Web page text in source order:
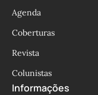
Agenda
Coberturas
Revista
Colunistas
Informações